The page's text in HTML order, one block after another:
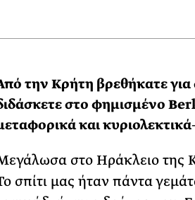
την Κρήτη βρεθήκατε
στο φημισμένο
και
στο Ηράκλειο της
σπίτι μας ήταν πάντα